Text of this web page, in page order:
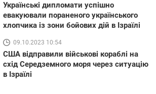
Українські дипломати успішно
евакуювали пораненого українського
хлопчика із зони бойових дій в Ізраїлі
09.10.2023 10:54
США відправили військові кораблі на
схід Середземного моря через ситуацію
в Ізраїлі